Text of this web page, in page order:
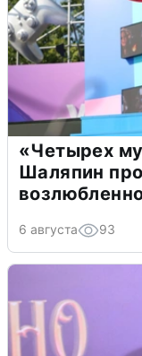
«Четырех
Шаляпин
6 августа 93